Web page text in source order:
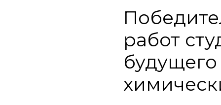
работ